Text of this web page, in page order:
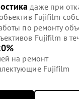
даже при
Fujifilm
по ремонту
Fujifilm в
на ремонт
Fujifilm